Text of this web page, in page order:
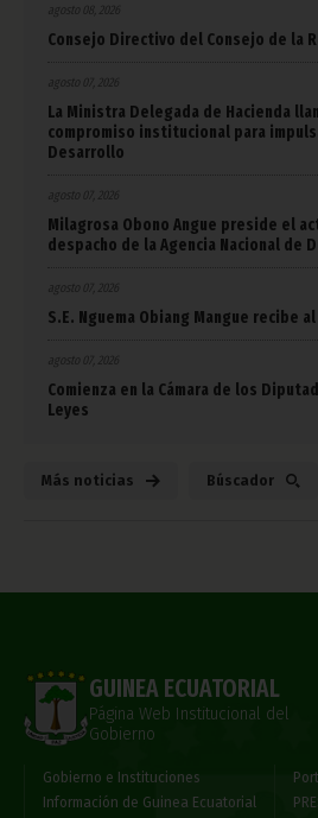
agosto 08, 2026
Consejo Directivo del Consejo de la
agosto 07, 2026
La Ministra Delegada de Hacienda
compromiso institucional para
Desarrollo
agosto 07, 2026
Milagrosa Obono Angue preside el
despacho de la Agencia Nacional de
agosto 07, 2026
S.E. Nguema Obiang Mangue recibe
agosto 07, 2026
Comienza en la Cámara de los
Leyes
Más noticias Búscador
GUINEA ECUATORIAL
Página Web Institucional del
Gobierno
Gobierno e Instituciones
Información de Guinea Ecuatorial